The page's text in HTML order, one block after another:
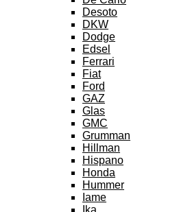
Desoto
DKW
Dodge
Edsel
Ferrari
Fiat
Ford
GAZ
Glas
GMC
Grumman
Hillman
Hispano
Honda
Hummer
Iame
Ika